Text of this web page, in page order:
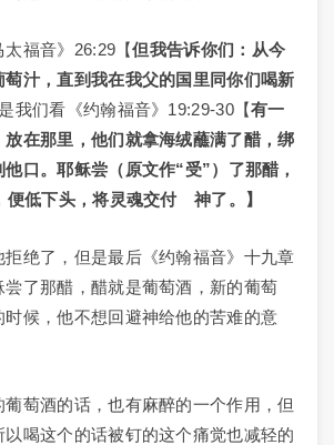
福音》26:29【但我告诉你们：从今
萄汁，直到我在我父的国里同你们喝新
我们看《约翰福音》19:29-30【有一
在那里，他们就拿海绒蘸满了醋，绑
口。耶稣尝（原文作“受”）了那醋，
便低下头，将灵魂交付 神了。】
拒绝了，但是最后《约翰福音》十九章
尝了那醋，醋就是葡萄酒，新的葡萄
候，他不想回避神给他的苦难的意
萄酒的话，也有麻醉的一个作用，但
以喝这个的话被钉的这个痛觉也减轻的